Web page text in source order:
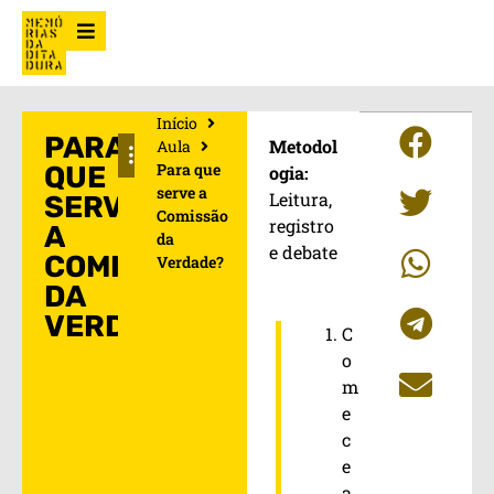
PARA
QUE
SERVE
A
COMISSÃO
DA
VERDADE?
Início
Aula
Para que
serve a
Comissão
da
Verdade?
Metodol
ogia:
Leitura,
registro
e debate
C
o
m
e
c
e